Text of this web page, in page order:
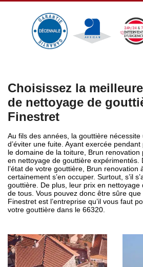
Choisissez la
de nettoyage de
Finestret
Au fils des années, la gouttière nécessite
d’éviter une fuite. Ayant exercée
le domaine de la toiture, Brun
en nettoyage de gouttière expérimentés.
l’état de votre gouttière, Brun renovation
certainement s’en occuper. Surtout, s’il
gouttière. De plus, leur prix en
de tous. Vous pouvez donc être sûre
Finestret est l’entreprise qu’il vous faut
votre gouttière dans le 66320.